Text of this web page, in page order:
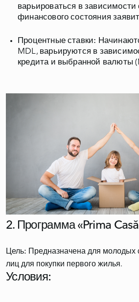
варьироваться в зависимости
финансового состояния
Процентные ставки:
MDL, варьируются в
кредита и выбранной валюты
2. Программа «Prima
Цель: Предназначена для молодых
Условия: